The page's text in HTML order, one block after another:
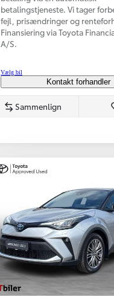
betalingstjeneste. Vi tager
fejl, prisændringer og
Finansiering via Toyota
A/S.
Vælg bil
Kontakt forhandler
Sammenlign